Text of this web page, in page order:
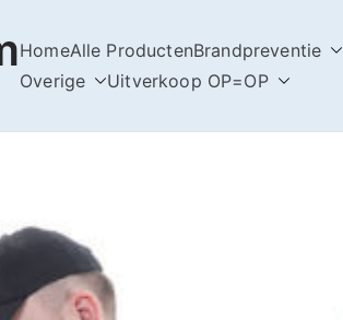
HomeAlle ProductenBrandpreventie
Overige
Uitverkoop OP=OP